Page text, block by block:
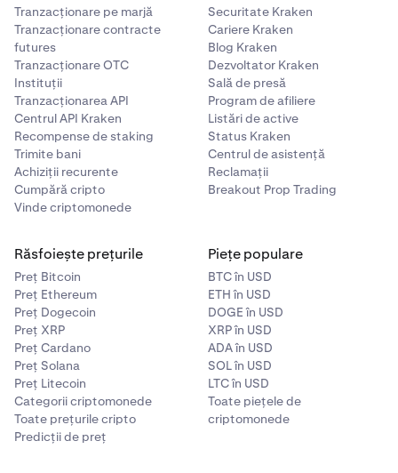
Tranzacționare pe marjă
Tranzacționare contracte
futures
Tranzacționare OTC
Instituții
Tranzacționarea API
Centrul API Kraken
Recompense de staking
Trimite bani
Achiziții recurente
Cumpără cripto
Vinde criptomonede
Securitate Kraken
Cariere Kraken
Blog Kraken
Dezvoltator Kraken
Sală de presă
Program de afiliere
Listări de active
Status Kraken
Centrul de asistență
Reclamații
Breakout Prop Trading
Răsfoiește prețurile
Preț Bitcoin
Preț Ethereum
Preț Dogecoin
Preț XRP
Preț Cardano
Preț Solana
Preț Litecoin
Categorii criptomonede
Toate prețurile cripto
Predicții de preț
Piețe populare
BTC în USD
ETH în USD
DOGE în USD
XRP în USD
ADA în USD
SOL în USD
LTC în USD
Toate piețele de
criptomonede